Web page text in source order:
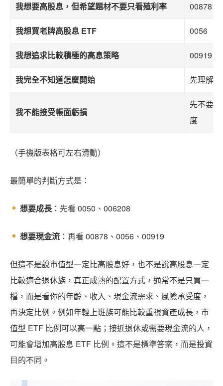
我想要高股息，但希望題材不要只看殖利率 00878
我想買老牌高股息 ETF 0056
我想追求比較積極的高息策略 00919
我完全不知道怎麼開始 先理解
我不能接受帳面虧損
先不要
度
（手機版表格可左右滑動）
最簡單的判斷方式是：
想要成長 ：先看 0050、006208
想要現金流 ：再看 00878、0056、00919
但這不是說市值型一定比高股息好，也不是說高股息一定
比較適合退休族，真正成熟的配置方式，通常不是只買一
檔，而是看你的年齡、收入、現金流需求、風險承受度，
再決定比例。例如年輕上班族可能比較重視資產成長，市
值型 ETF 比例可以高一點；接近退休或需要現金流的人，
可能會增加高股息 ETF 比例。這不是標準答案，而是投資
目的不同。